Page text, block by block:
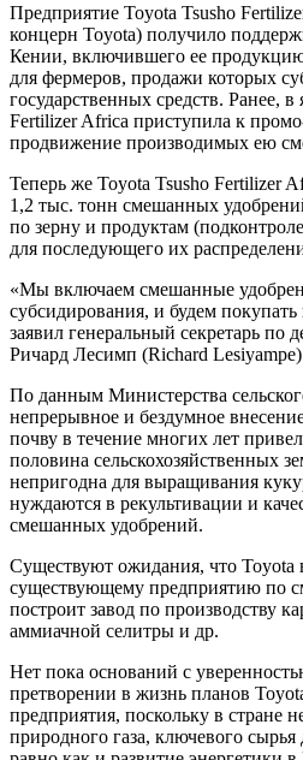
Предприятие Toyota Tsusho
концерн Toyota) получило
Кении, включившего ее
для фермеров, продажи которых
государственных средств. Ранее, в
Fertilizer Africa приступила к
продвижение производимых ею
Теперь же Toyota Tsusho Fertilizer
1,2 тыс. тонн смешанных
по зерну и продуктам
для последующего их
«Мы включаем смешанные
субсидирования, и будем
заявил генеральный секретарь по
Ричард Лесимп (Richard
По данным Министерства
непрерывное и бездумное
почву в течение многих лет
половина сельскохозяйственных
непригодна для выращивания
нуждаются в рекультивации и
смешанных удобрений.
Существуют ожидания, что Toyota
существующему предприятию по
построит завод по производству
аммиачной селитры и др.
Нет пока оснований с
претворении в жизнь планов
предприятия, поскольку в стране
природного газа, ключевого